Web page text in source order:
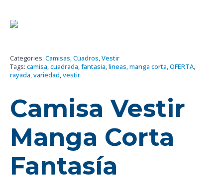
Categories: Camisas Cuadros Vestir
Tags: camisa cuadrada fantasia lineas manga corta OFERTA
rayada variedad vestir
Camisa Vestir
Manga Corta
Fantasía